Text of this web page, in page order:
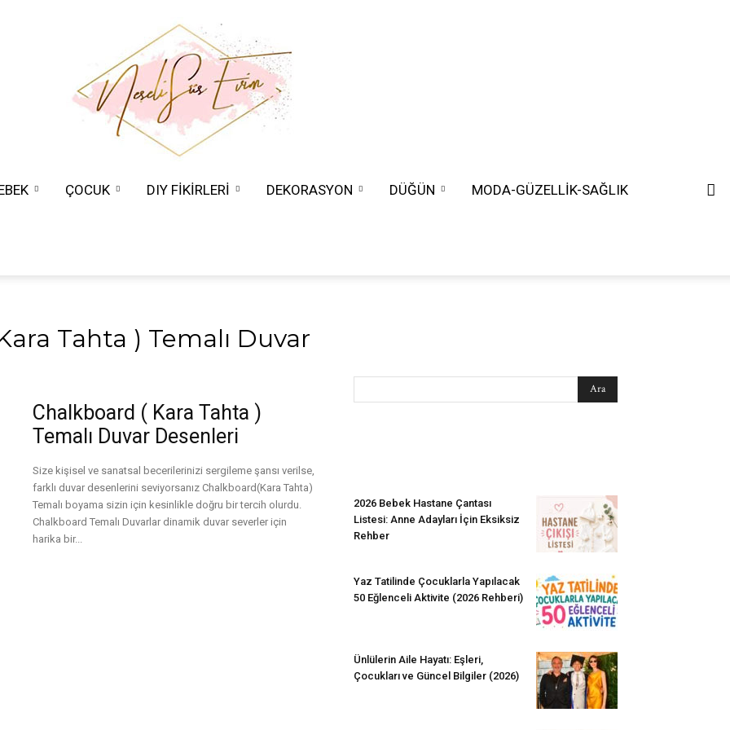
ÇOCUK DIY FİKİRLERİ DEKORASYON DÜĞÜN MODA-GÜZELLİK-SAĞLIK
Tahta ) Temalı Duvar
Chalkboard ( Kara Tahta )
Temalı Duvar Desenleri
Size kişisel ve sanatsal becerilerinizi sergileme şansı verilse,
farklı duvar desenlerini seviyorsanız Chalkboard(Kara Tahta)
Temalı boyama sizin için kesinlikle doğru bir tercih olurdu.
Chalkboard Temalı Duvarlar dinamik duvar severler için
harika bir...
2026 Bebek Hastane Çantası
Listesi: Anne Adayları İçin Eksiksiz
Rehber
Yaz Tatilinde Çocuklarla Yapılacak
50 Eğlenceli Aktivite (2026 Rehberi)
Ünlülerin Aile Hayatı: Eşleri,
Çocukları ve Güncel Bilgiler (2026)